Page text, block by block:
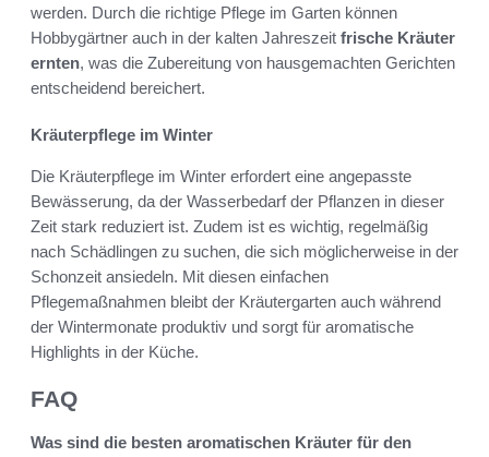
werden. Durch die richtige Pflege im Garten können
Hobbygärtner auch in der kalten Jahreszeit frische Kräuter
ernten, was die Zubereitung von hausgemachten Gerichten
entscheidend bereichert.
Kräuterpflege im Winter
Die Kräuterpflege im Winter erfordert eine angepasste
Bewässerung, da der Wasserbedarf der Pflanzen in dieser
Zeit stark reduziert ist. Zudem ist es wichtig, regelmäßig
nach Schädlingen zu suchen, die sich möglicherweise in der
Schonzeit ansiedeln. Mit diesen einfachen
Pflegemaßnahmen bleibt der Kräutergarten auch während
der Wintermonate produktiv und sorgt für aromatische
Highlights in der Küche.
FAQ
Was sind die besten aromatischen Kräuter für den